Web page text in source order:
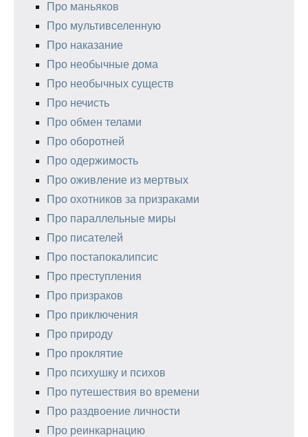
Про маньяков
Про мультивселенную
Про наказание
Про необычные дома
Про необычных существ
Про нечисть
Про обмен телами
Про оборотней
Про одержимость
Про оживление из мертвых
Про охотников за призраками
Про параллельные миры
Про писателей
Про постапокалипсис
Про преступления
Про призраков
Про приключения
Про природу
Про проклятие
Про психушку и психов
Про путешествия во времени
Про раздвоение личности
Про реинкарнацию